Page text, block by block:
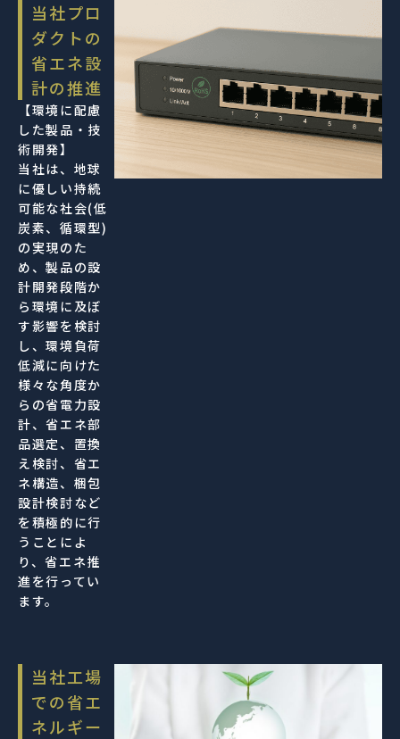
当社プロ
ダクトの
省エネ設
計の推進
【環境に配慮
した製品・技
術開発】
当社は、地球
に優しい持続
可能な社会(低
炭素、循環型)
の実現のた
め、製品の設
計開発段階か
ら環境に及ぼ
す影響を検討
し、環境負荷
低減に向けた
様々な角度か
らの省電力設
計、省エネ部
品選定、置換
え検討、省エ
ネ構造、梱包
設計検討など
を積極的に行
うことによ
り、省エネ推
進を行ってい
ます。
当社工場
での省エ
ネルギー